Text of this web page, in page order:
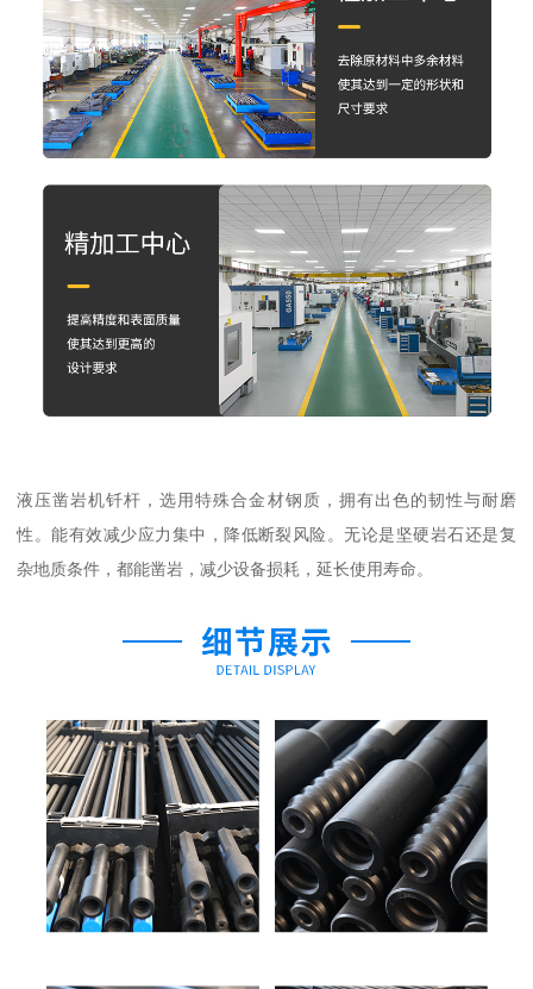
液压凿岩机钎杆，选用特殊合金材钢质，拥有出色的韧性与耐磨
性。能有效减少应力集中，降低断裂风险。无论是坚硬岩石还是复
杂地质条件，都能凿岩，减少设备损耗，延长使用寿命。​